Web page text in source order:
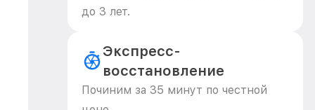
до 3 лет.
Экспресс-
восстановление
Починим за 35 минут по честной